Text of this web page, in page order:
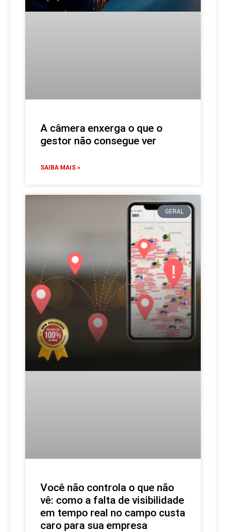
A câmera enxerga o que o
gestor não consegue ver
SAIBA MAIS »
GERAL
Você não controla o que não
vê: como a falta de visibilidade
em tempo real no campo custa
caro para sua empresa